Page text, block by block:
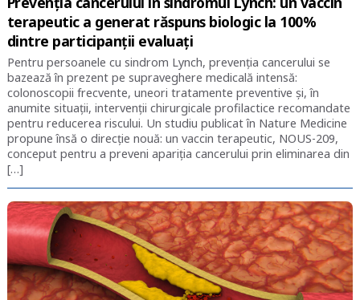
terapeutic a generat răspuns biologic la 100%
dintre participanții evaluați
Pentru persoanele cu sindrom Lynch, prevenția cancerului se
bazează în prezent pe supraveghere medicală intensă:
colonoscopii frecvente, uneori tratamente preventive și, în
anumite situații, intervenții chirurgicale profilactice recomandate
pentru reducerea riscului. Un studiu publicat în Nature Medicine
propune însă o direcție nouă: un vaccin terapeutic, NOUS-209,
conceput pentru a preveni apariția cancerului prin eliminarea din
[…]